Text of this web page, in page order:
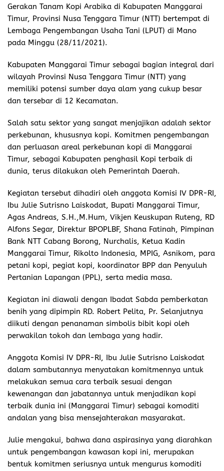
Gerakan Tanam Kopi Arabika di Kabupaten Manggarai
Timur, Provinsi Nusa Tenggara Timur (NTT) bertempat di
Lembaga Pengembangan Usaha Tani (LPUT) di Mano
pada Minggu (28/11/2021).
Kabupaten Manggarai Timur sebagai bagian integral dari
wilayah Provinsi Nusa Tenggara Timur (NTT) yang
memiliki potensi sumber daya alam yang cukup besar
dan tersebar di 12 Kecamatan.
Salah satu sektor yang sangat menjajikan adalah sektor
perkebunan, khususnya kopi. Komitmen pengembangan
dan perluasan areal perkebunan kopi di Manggarai
Timur, sebagai Kabupaten penghasil Kopi terbaik di
dunia, terus dilakukan oleh Pemerintah Daerah.
Kegiatan tersebut dihadiri oleh anggota Komisi IV DPR-RI,
Ibu Julie Sutrisno Laiskodat, Bupati Manggarai Timur,
Agas Andreas, S.H.,M.Hum, Vikjen Keuskupan Ruteng, RD
Alfons Segar, Direktur BPOPLBF, Shana Fatinah, Pimpinan
Bank NTT Cabang Borong, Nurchalis, Ketua Kadin
Manggarai Timur, Rikolto Indonesia, MPIG, Asnikom, para
petani kopi, pegiat kopi, koordinator BPP dan Penyuluh
Pertanian Lapangan (PPL), serta media masa.
Kegiatan ini diawali dengan Ibadat Sabda pemberkatan
benih yang dipimpin RD. Robert Pelita, Pr. Selanjutnya
diikuti dengan penanaman simbolis bibit kopi oleh
perwakilan tokoh dan lembaga yang hadir.
Anggota Komisi IV DPR-RI, Ibu Julie Sutrisno Laiskodat
dalam sambutannya menyatakan komitmennya untuk
melakukan semua cara terbaik sesuai dengan
kewenangan dan jabatannya untuk menjadikan kopi
terbaik dunia ini (Manggarai Timur) sebagai komoditi
andalan yang bisa mensejahterakan masyarakat.
Julie mengakui, bahwa dana aspirasinya yang diarahkan
untuk pengembangan kawasan kopi ini, merupakan
bentuk komitmen seriusnya untuk mengurus komoditi